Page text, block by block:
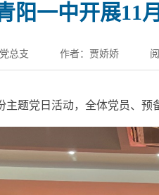
阳一中开展11
总支 作者：贾娇娇
题党日活动，全体党员、预